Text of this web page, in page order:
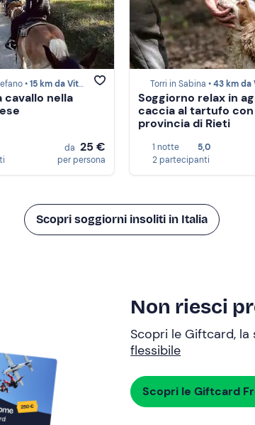
•15 km da Viterbo
cavallo nella
da 25 €
per persona
Torri in Sabina •43 km da
Soggiorno relax in
caccia al tartufo con
provincia di Rieti
1 notte
5,0
2 partecipanti
Scopri soggiorni insoliti in Italia
Non riesci
Scopri le Giftcard,
flessibile
Scopri le Giftcard